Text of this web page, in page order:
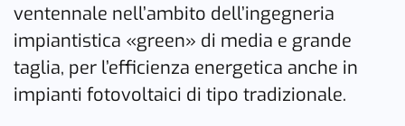
ventennale nell’ambito dell’ingegneria
impiantistica «green» di media e grande
taglia, per l’efficienza energetica anche in
impianti fotovoltaici di tipo tradizionale.